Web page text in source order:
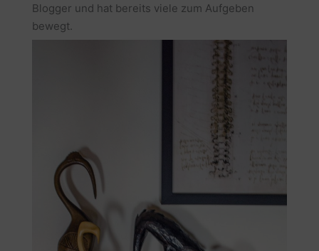
Blogger und hat bereits viele zum Aufgeben
bewegt.